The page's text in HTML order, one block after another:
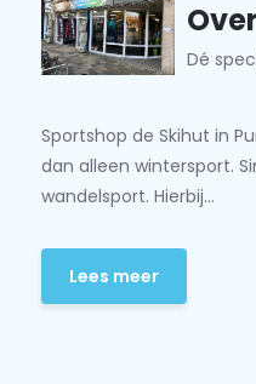
Dé
Sportshop de Skihut in
dan alleen wintersport.
wandelsport. Hierbij...
Lees meer